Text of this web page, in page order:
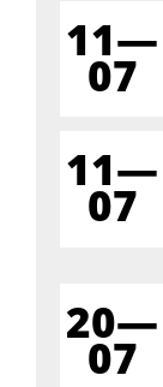
11—
07
11—
07
20—
07